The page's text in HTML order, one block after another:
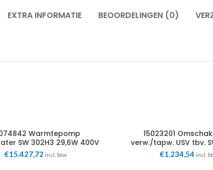
EXTRA INFORMATIE BEOORDELINGEN (0)
Warmtepomp
SW 302H3 29,6W 400V
Alpha Innotec
€15.427,72 incl. btw
15023201
verw./tapw. USV tbv.
1.1/2″ Alpha
€1.234,54 incl.